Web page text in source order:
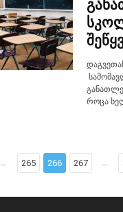
როცა
... 265 266 267 ...